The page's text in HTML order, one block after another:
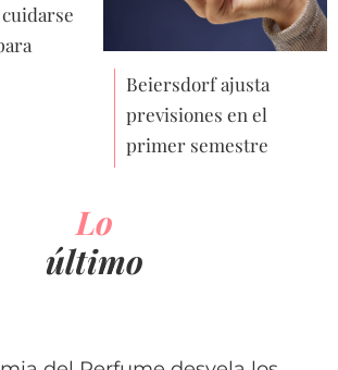
Beiersdorf ajusta
previsiones en el
primer semestre
Lo
último